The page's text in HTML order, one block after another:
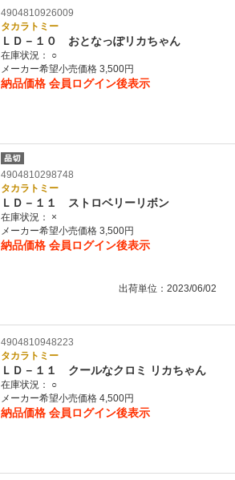
4904810926009
タカラトミー
ＬＤ－１０ おとなっぽリカちゃん
在庫状況：
○
メーカー希望小売価格 3,500円
納品価格 会員ログイン後表示
4904810298748
タカラトミー
ＬＤ－１１ ストロベリーリボン
在庫状況：
×
メーカー希望小売価格 3,500円
納品価格 会員ログイン後表示
出荷単位：2023/06/02
4904810948223
タカラトミー
ＬＤ－１１ クールなクロミ リカちゃん
在庫状況：
○
メーカー希望小売価格 4,500円
納品価格 会員ログイン後表示